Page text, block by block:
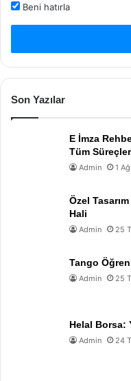
Beni hatırla
Son Yazılar
E İmza
Tüm Süreçler
Admin 1
Özel
Hali
Admin 25
Tango
Admin 25
Helal Borsa:
Admin 24